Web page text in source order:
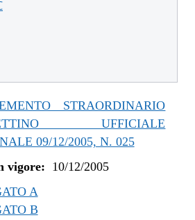
STRAORDINARIO
UFFICIALE
09/12/2005, N. 025
vigore: 10/12/2005
A
B